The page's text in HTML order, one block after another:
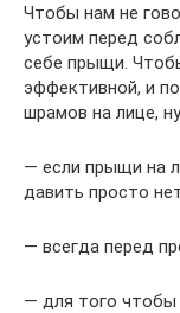
Чтобы нам не
устоим перед
себе прыщи.
эффективной, и
шрамов на лице,
— если прыщи на
давить просто
— всегда перед
— для того чтобы